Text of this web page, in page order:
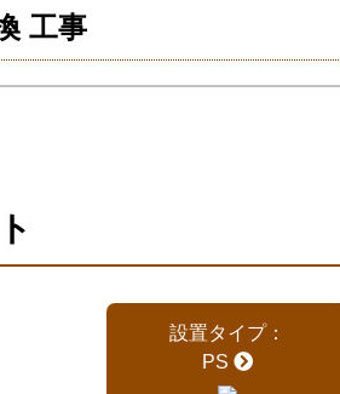
工事
設置タイプ：
PS